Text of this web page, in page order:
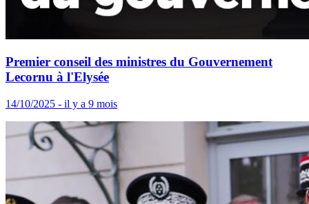
Premier conseil des ministres du Gouvernement
Lecornu à l'Elysée
14/10/2025 - il y a 9 mois